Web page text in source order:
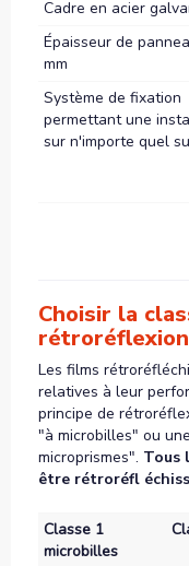
Cadre en acier
Épaisseur de
mm
Système de fixation
permettant une
sur n'importe quel
Choisir la
rétroréflexion
Les films
relatives à leur
principe de
"à microbilles" ou
microprismes". Tous
être rétroréfl
Classe 1
microbilles